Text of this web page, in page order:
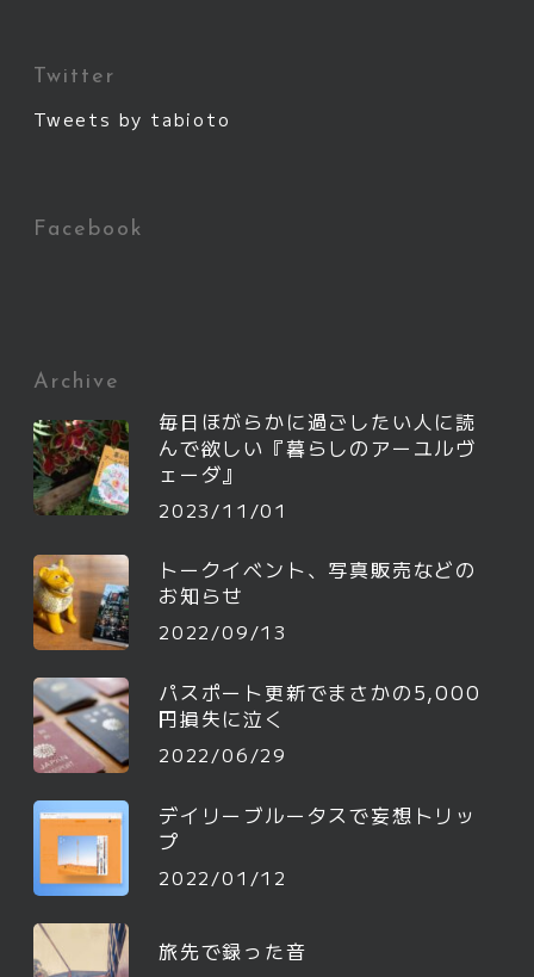
Twitter
Tweets by tabioto
Facebook
Archive
毎日ほがらかに過ごしたい人に読
んで欲しい『暮らしのアーユルヴ
ェーダ』
2023/11/01
トークイベント、写真販売などの
お知らせ
2022/09/13
パスポート更新でまさかの5,000
円損失に泣く
2022/06/29
デイリーブルータスで妄想トリッ
プ
2022/01/12
旅先で録った音